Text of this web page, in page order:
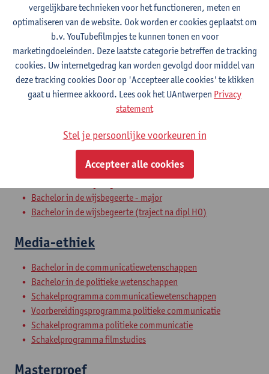
Bio-ethics
Bachelor of History - major
Bachelor in de wijsbegeerte
Bachelor in de wijsbegeerte - major
Bachelor in de wijsbegeerte (traject na dipl HO)
Bachelor Urban Sustainability Studies
Uitwisselingsprogramma Faculteit Letteren en Wijsbegeerte
Media-ethiek
Bachelor of History - major
Bachelor in de wijsbegeerte - major
Bachelor in de wijsbegeerte (traject na dipl HO)
Media-ethiek
Bachelor in de communicatiewetenschappen
Bachelor in de politieke wetenschappen
Schakelprogramma communicatiewetenschappen
Voorbereidingsprogramma politieke communicatie
Schakelprogramma politieke communicatie
Schakelprogramma filmstudies
Masterproef
vergelijkbare technieken voor het functioneren, meten en
optimaliseren van de website. Ook worden er cookies geplaatst om
b.v. YouTubefilmpjes te kunnen tonen en voor
marketingdoeleinden. Deze laatste categorie betreffen de tracking
cookies. Uw internetgedrag kan worden gevolgd door middel van
deze tracking cookies Door op 'Accepteer alle cookies' te klikken
gaat u hiermee akkoord. Lees ook het UAntwerpen Privacy
statement
Stel je persoonlijke voorkeuren in
Accepteer alle cookies